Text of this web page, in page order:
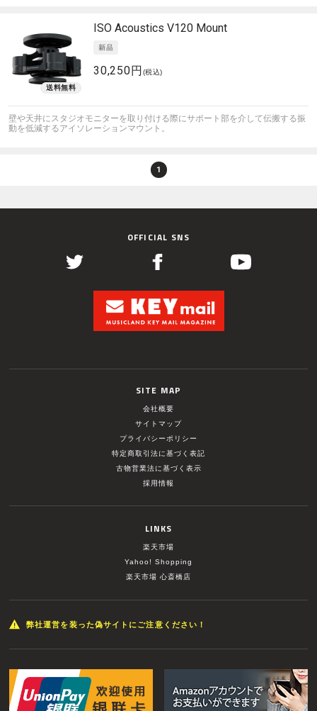
ISO Acoustics V120 Mount
30,250円 (税込)
壁や天井にスタジオモニターを取り付ける際にサポート部を介して伝搬する振
動を低減するアイソレーションマウント。
1
OFFICIAL SNS
SITE MAP
会社概要
サイトマップ
プライバシーポリシー
特定商取引法に基づく表記
古物営業法に基づく表示
採用情報
LINKS
楽天市場
Yahoo! Shopping
楽天市場 心斎橋店
弊社運営を装った偽サイトにご注意ください！